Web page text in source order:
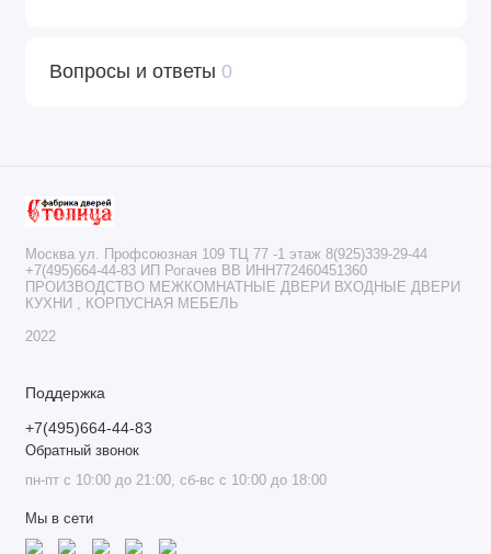
Вопросы и ответы 0
Москва ул. Профсоюзная 109 ТЦ 77 -1 этаж 8(925)339-29-44
+7(495)664-44-83 ИП Рогачев ВВ ИНН772460451360
ПРОИЗВОДСТВО МЕЖКОМНАТНЫЕ ДВЕРИ ВХОДНЫЕ ДВЕРИ
КУХНИ , КОРПУСНАЯ МЕБЕЛЬ
2022
Поддержка
+7(495)664-44-83
Обратный звонок
пн-пт с 10:00 до 21:00, сб-вс с 10:00 до 18:00
Мы в сети